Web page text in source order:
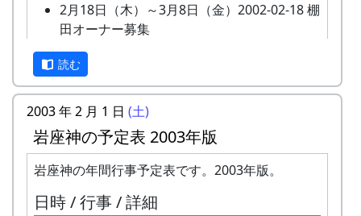
来る人たち）と棚田保存会（岩座神
の住人）の初顔合わせ。お互いの自
画の抽選が行なわれる。
5月14日（日） 2000-05-14 棚田オーナー田
植え
田植え
水田に入って、苗を手で植える。
刈り、肥料散布
2月18日（木）～3月8日（金）2002-02-18 棚
田オーナー募集
棚田オーナー募集
す。申し込みの窓口は加美町役場 社
会開発課 産業担当です。募集要項な
どの詳細は、加美町のホームページ
でご確認ください。( 加美町 > 加美
町棚田オーナー募集中 > 岩座神棚田
3月8日（金）2002-03-08 棚田オーナー選考
読む
2003 年 2 月 1 日 (土)
岩座神の予定表 2003年版
岩座神の年間行事予定表です。2003年版。
日時 / 行事 / 詳細